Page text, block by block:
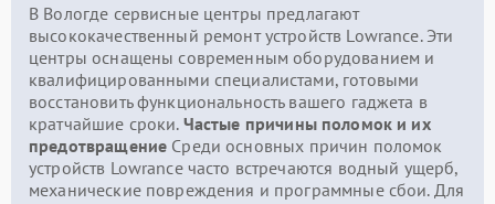
В Вологде сервисные центры предлагают
высококачественный ремонт устройств Lowrance. Эти
центры оснащены современным оборудованием и
квалифицированными специалистами, готовыми
восстановить функциональность вашего гаджета в
кратчайшие сроки. Частые причины поломок и их
предотвращение Среди основных причин поломок
устройств Lowrance часто встречаются водный ущерб,
механические повреждения и программные сбои. Для